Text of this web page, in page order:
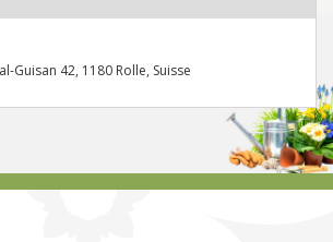
Guisan 42, 1180 Rolle, Suisse